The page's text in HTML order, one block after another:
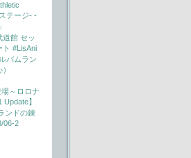
テージ- -
道館 セッ
ト #LisAni
バムラン
～ロロナ
】
ンドの錬
06-2